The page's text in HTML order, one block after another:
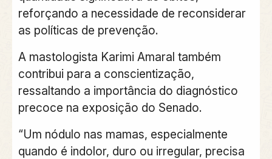
reforçando a necessidade de reconsiderar
as políticas de prevenção.
A mastologista Karimi Amaral também
contribui para a conscientização,
ressaltando a importância do diagnóstico
precoce na exposição do Senado.
“Um nódulo nas mamas, especialmente
quando é indolor, duro ou irregular, precisa